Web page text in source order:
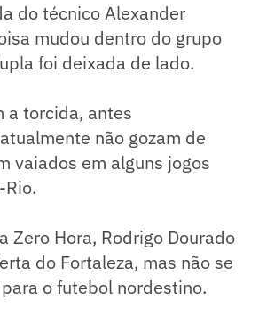
do técnico Alexander
mudou dentro do grupo
foi deixada de lado.
a torcida, antes
não gozam de
vaiados em alguns jogos
Zero Hora, Rodrigo Dourado
do Fortaleza, mas não se
o futebol nordestino.